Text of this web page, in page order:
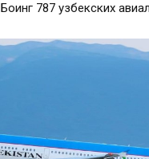
Боинг 787 узбекских